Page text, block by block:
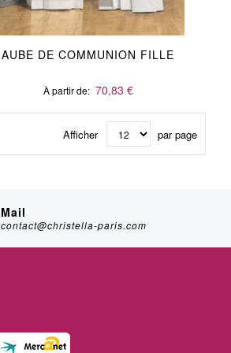
AUBE DE COMMUNION FILLE
À partir de 70,83 €
Afficher par page
Mail
contact@christella-paris.com